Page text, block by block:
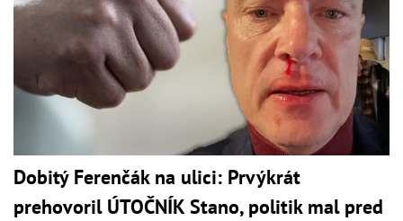
Dobitý Ferenčák na ulici: Prvýkrát
prehovoril ÚTOČNÍK Stano, politik mal pred